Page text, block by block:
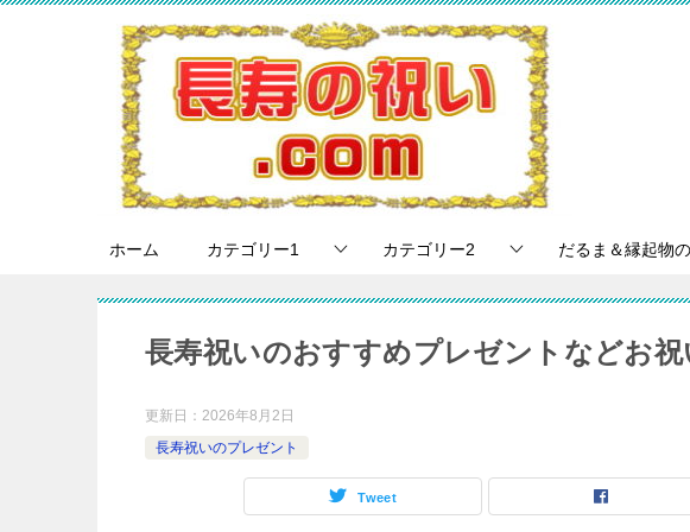
ホーム カテゴリー1 カテゴリー2 だるま＆縁起物
長寿祝いのおすすめプレゼントなどお
更新日： 2026年8月2日
長寿祝いのプレゼント
Tweet